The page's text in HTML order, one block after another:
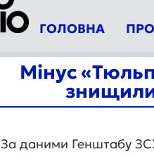
ГОЛОВНА
Мінус
знищили
За даними Генштабу